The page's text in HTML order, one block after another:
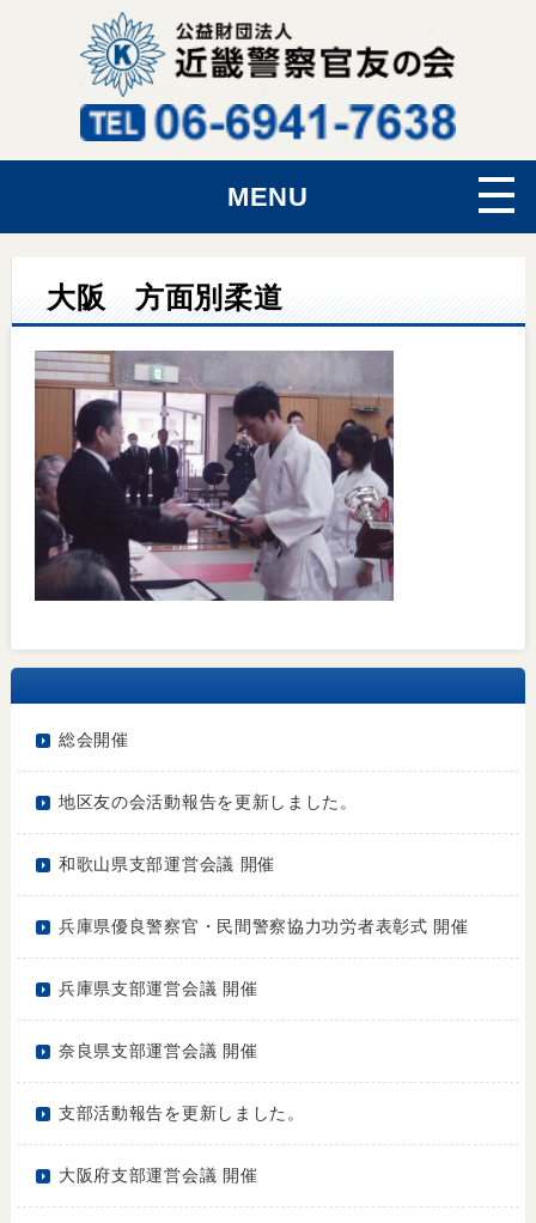
MENU
大阪 方面別柔道
総会開催
地区友の会活動報告を更新しました。
和歌山県支部運営会議 開催
兵庫県優良警察官・民間警察協力功労者表彰式 開催
兵庫県支部運営会議 開催
奈良県支部運営会議 開催
支部活動報告を更新しました。
大阪府支部運営会議 開催